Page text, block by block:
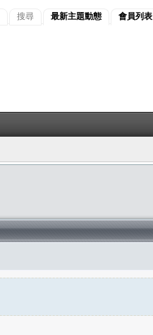
搜尋 最新主題動態 會員列表